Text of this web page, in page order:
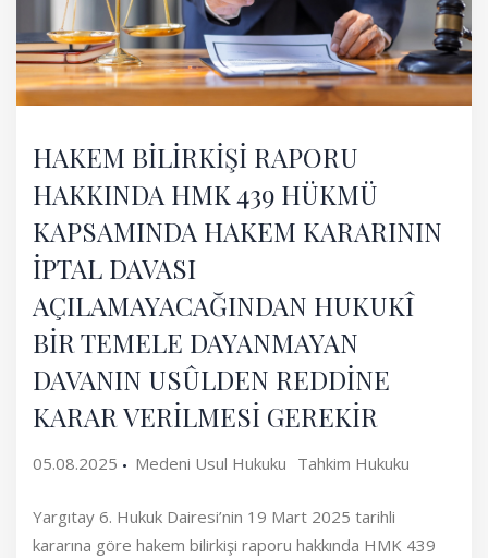
HAKEM BİLİRKİŞİ RAPORU
HAKKINDA HMK 439 HÜKMÜ
KAPSAMINDA HAKEM KARARININ
İPTAL DAVASI
AÇILAMAYACAĞINDAN HUKUKÎ
BİR TEMELE DAYANMAYAN
DAVANIN USÛLDEN REDDİNE
KARAR VERİLMESİ GEREKİR
05.08.2025 Medeni Usul Hukuku Tahkim Hukuku
Yargıtay 6. Hukuk Dairesi’nin 19 Mart 2025 tarihli
kararına göre hakem bilirkişi raporu hakkında HMK 439